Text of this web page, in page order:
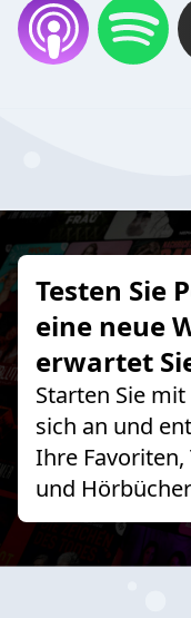
Testen Sie
eine neue
erwartet
Starten Sie
sich an und
Ihre Favoriten,
und